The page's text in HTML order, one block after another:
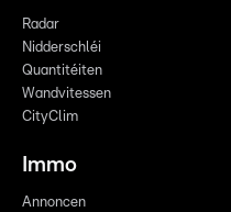
Radar
Nidderschléi
Quantitéiten
Wandvitessen
CityClim
Immo
Annoncen